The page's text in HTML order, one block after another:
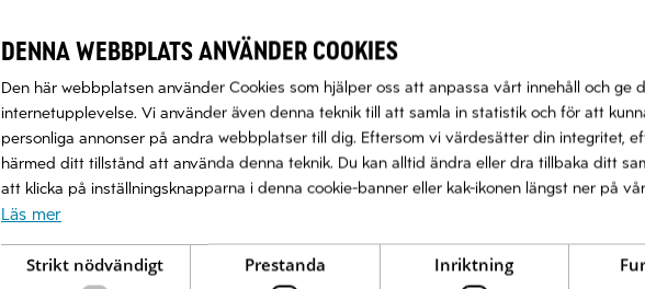
Denna webbplats använder cookies
Den här webbplatsen använder Cookies som hjälper oss att anpassa vårt innehåll och ge
internetupplevelse. Vi använder även denna teknik till att samla in statistik och för att
personliga annonser på andra webbplatser till dig. Eftersom vi värdesätter din integritet,
härmed ditt tillstånd att använda denna teknik. Du kan alltid ändra eller dra tillbaka ditt
att klicka på inställningsknapparna i denna cookie-banner eller kak-ikonen längst ner på
Läs mer
Strikt nödvändigt Prestanda Inriktning